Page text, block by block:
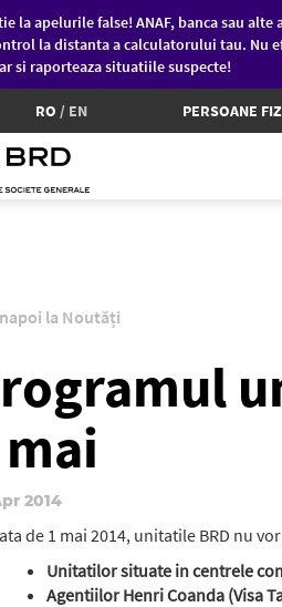
la apelurile false! ANAF, banca sau
la distanta a calculatorului tau. Nu
si raporteaza situatiile suspecte!
RO / EN PERSOANE
la Noutăți
2014
de 1 mai 2014, unitatile BRD nu
Unitatilor situate in centrele
Agentiilor Henri Coanda (Visa